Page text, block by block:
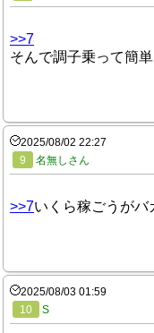
>>7
そんで調子乗って簡
2025/08/02 22:27
9
名無しさん
>>7いくら稼ごうがバ
2025/08/03 01:59
10
S